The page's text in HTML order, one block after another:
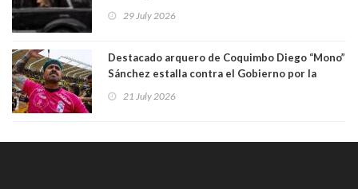
29 July 2026
Destacado arquero de Coquimbo Diego “Mono”
Sánchez estalla contra el Gobierno por la
contra ministro Poduje a quién trató de
21 July 2026